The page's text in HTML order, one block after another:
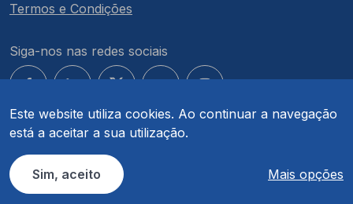
Este website utiliza cookies. Ao continuar a navegação
está a aceitar a sua utilização.
Sim, aceito Mais opções
Termos e Condições
Siga-nos nas redes sociais
© COMPETE 2030. Todos os direitos reservados.